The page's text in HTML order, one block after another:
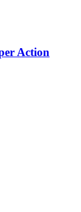
Action